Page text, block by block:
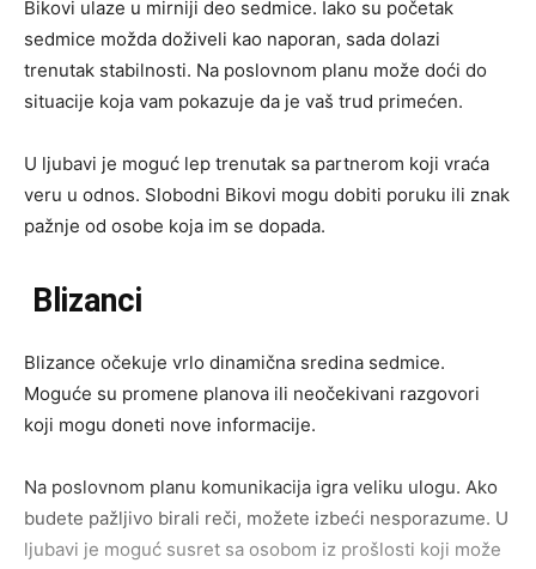
Bikovi ulaze u mirniji deo sedmice. Iako su početak
sedmice možda doživeli kao naporan, sada dolazi
trenutak stabilnosti. Na poslovnom planu može doći do
situacije koja vam pokazuje da je vaš trud primećen.
U ljubavi je moguć lep trenutak sa partnerom koji vraća
veru u odnos. Slobodni Bikovi mogu dobiti poruku ili znak
pažnje od osobe koja im se dopada.
Blizanci
Blizance očekuje vrlo dinamična sredina sedmice.
Moguće su promene planova ili neočekivani razgovori
koji mogu doneti nove informacije.
Na poslovnom planu komunikacija igra veliku ulogu. Ako
budete pažljivo birali reči, možete izbeći nesporazume. U
ljubavi je moguć susret sa osobom iz prošlosti koji može